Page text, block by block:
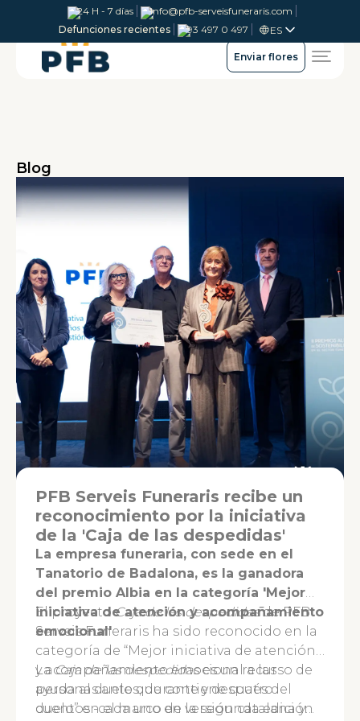
24 H - 7 días
info@pfb-serveisfuneraris.com
Defunciones recientes
93 497 0 497 ES
Enviar flores
Blog
PFB Serveis Funeraris recibe un
reconocimiento por la iniciativa
de la 'Caja de las despedidas'
La empresa funeraria, con sede en el
Tanatorio de Badalona, es la ganadora
del premio Albia en la categoría 'Mejor
iniciativa de atención y acompañamiento
emocional'
El proyectoCaja de las despedidasde PFB
Serveis Funeraris ha sido reconocido en la
categoría de “Mejor iniciativa de atención
y acompañamiento emocional a las
personas antes, durante y después del
duelo” en el marco de la segunda edición
LaCaja de las despedidases un recurso de
ayuda al duelo que contiene cuatro
cuentos -cada uno en versión catalana y